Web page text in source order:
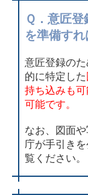
Ｑ．意匠
を準備す
意匠登録の
的に特定した
持ち込みも
可能です。
なお、図面
庁が手引きを
覧ください。